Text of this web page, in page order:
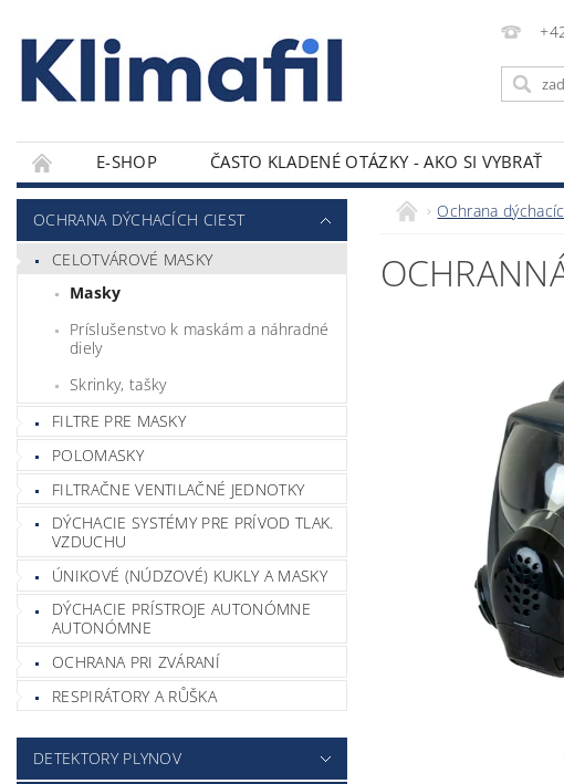
E-SHOP ČASTO KLADENÉ OTÁZKY - AKO SI VYBRAŤ
KONTAKTY
OCHRANA DÝCHACÍCH CIEST
CELOTVÁROVÉ MASKY
Masky
Príslušenstvo k maskám a náhradné
diely
Skrinky, tašky
FILTRE PRE MASKY
POLOMASKY
FILTRAČNE VENTILAČNÉ JEDNOTKY
DÝCHACIE SYSTÉMY PRE PRÍVOD TLAK.
VZDUCHU
ÚNIKOVÉ (NÚDZOVÉ) KUKLY A MASKY
DÝCHACIE PRÍSTROJE AUTONÓMNE
AUTONÓMNE
OCHRANA PRI ZVÁRANÍ
RESPIRÁTORY A RŮŠKA
DETEKTORY PLYNOV
Ochrana